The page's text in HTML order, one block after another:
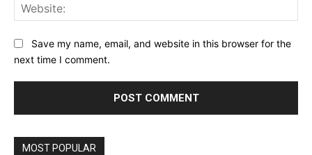
Save my name, email, and website in this browser for the
next time I comment.
MOST POPULAR